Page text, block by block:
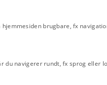
borger i
havde
som
jord (hvad
havde
brugbare, fx
du navigerer rundt, fx sprog eller